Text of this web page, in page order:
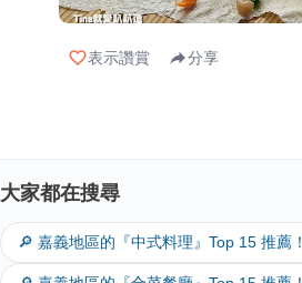
表示讚賞 分享
大家都在搜尋
🔎 嘉義地區的『中式料理』Top 15 推薦！